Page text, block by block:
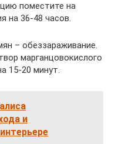
поместите на
на 36-48 часов.
– обеззараживание.
марганцовокислого
15-20 минут.
и